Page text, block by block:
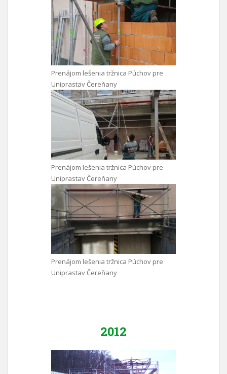
Prenájom lešenia tržnica Púchov pre
Uniprastav Čereňany
Prenájom lešenia tržnica Púchov pre
Uniprastav Čereňany
Prenájom lešenia tržnica Púchov pre
Uniprastav Čereňany
2012